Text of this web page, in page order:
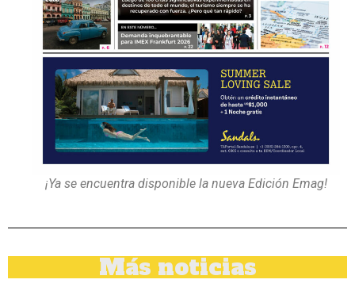
¡Ya se encuentra disponible la nueva Edición Emag!
Más noticias